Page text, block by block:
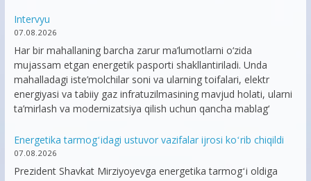
Intervyu
07.08.2026
Har bir mahallaning barcha zarur ma’lumotlarni o‘zida
mujassam etgan energetik pasporti shakllantiriladi. Unda
mahalladagi iste’molchilar soni va ularning toifalari, elektr
energiyasi va tabiiy gaz infratuzilmasining mavjud holati, ularni
ta’mirlash va modernizatsiya qilish uchun qancha mablag‘
Energetika tarmogʻidagi ustuvor vazifalar ijrosi koʻrib chiqildi
07.08.2026
Prezident Shavkat Mirziyoyevga energetika tarmogʻi oldiga